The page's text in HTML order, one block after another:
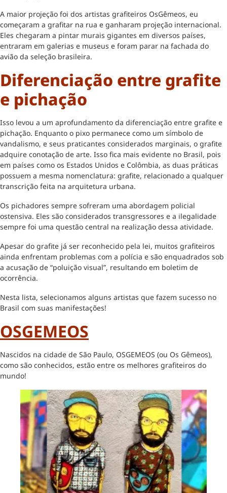
A maior projeção foi dos artistas grafiteiros OsGêmeos, eu
começaram a grafitar na rua e ganharam projeção internacional.
Eles chegaram a pintar murais gigantes em diversos países,
entraram em galerias e museus e foram parar na fachada do
avião da seleção brasileira.
Diferenciação entre grafite
e pichação
Isso levou a um aprofundamento da diferenciação entre grafite e
pichação. Enquanto o pixo permanece como um símbolo de
vandalismo, e seus praticantes considerados marginais, o grafite
adquire conotação de arte. Isso fica mais evidente no Brasil, pois
em países como os Estados Unidos e Colômbia, as duas práticas
possuem a mesma nomenclatura: grafite, relacionado a qualquer
transcrição feita na arquitetura urbana.
Os pichadores sempre sofreram uma abordagem policial
ostensiva. Eles são considerados transgressores e a ilegalidade
sempre foi uma questão central na realização dessa atividade.
Apesar do grafite já ser reconhecido pela lei, muitos grafiteiros
ainda enfrentam problemas com a polícia e são enquadrados sob
a acusação de “poluição visual”, resultando em boletim de
ocorrência.
Nesta lista, selecionamos alguns artistas que fazem sucesso no
Brasil com suas manifestações!
OSGEMEOS
Nascidos na cidade de São Paulo, OSGEMEOS (ou Os Gêmeos),
como são conhecidos, estão entre os melhores grafiteiros do
mundo!